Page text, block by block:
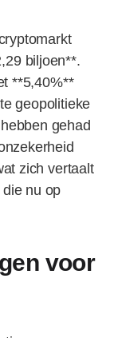
biljoen**.
**5,40%**
geopolitieke
gehad
zich vertaalt
nu op
voor